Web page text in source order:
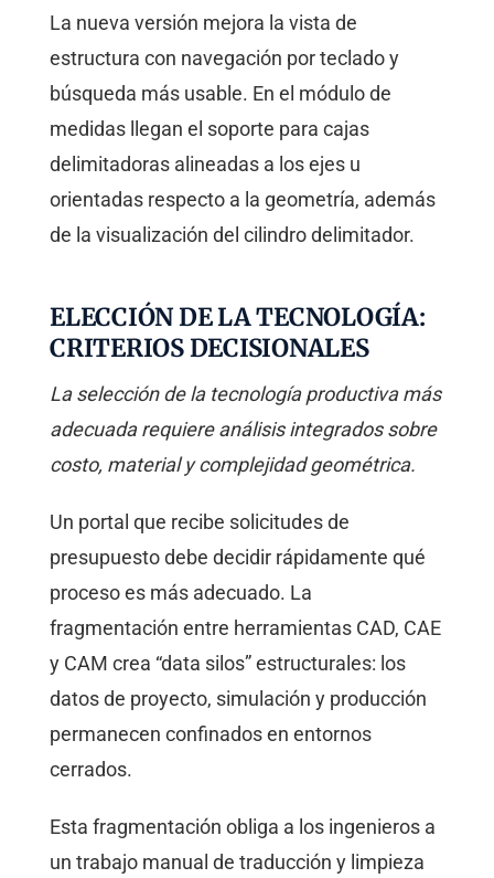
La nueva versión mejora la vista de
estructura con navegación por teclado y
búsqueda más usable. En el módulo de
medidas llegan el soporte para cajas
delimitadoras alineadas a los ejes u
orientadas respecto a la geometría, además
de la visualización del cilindro delimitador.
ELECCIÓN DE LA TECNOLOGÍA:
CRITERIOS DECISIONALES
La selección de la tecnología productiva más
adecuada requiere análisis integrados sobre
costo, material y complejidad geométrica.
Un portal que recibe solicitudes de
presupuesto debe decidir rápidamente qué
proceso es más adecuado. La
fragmentación entre herramientas CAD, CAE
y CAM crea “data silos” estructurales: los
datos de proyecto, simulación y producción
permanecen confinados en entornos
cerrados.
Esta fragmentación obliga a los ingenieros a
un trabajo manual de traducción y limpieza